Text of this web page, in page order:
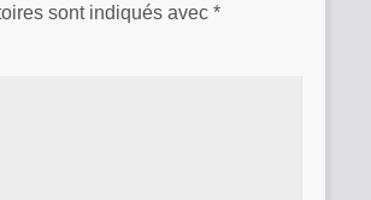
sont indiqués avec *